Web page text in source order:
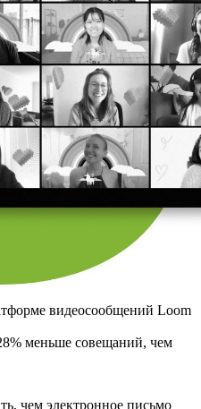
видеосообщений Loom
меньше совещаний, чем
чем электронное письмо